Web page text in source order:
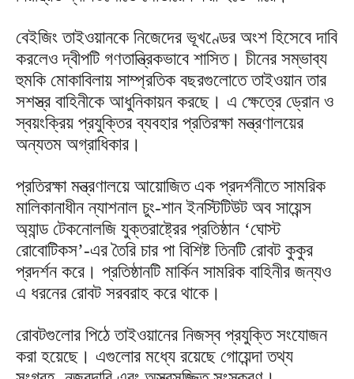
বেইজিং তাইওয়ানকে নিজেদের ভূখণ্ডের অংশ হিসেবে দাবি
করলেও দ্বীপটি গণতান্ত্রিকভাবে শাসিত। চীনের সম্ভাব্য
হুমকি মোকাবিলায় সাম্প্রতিক বছরগুলোতে তাইওয়ান তার
সশস্ত্র বাহিনীকে আধুনিকায়ন করছে। এ ক্ষেত্রে ড্রোন ও
স্বয়ংক্রিয় প্রযুক্তির ব্যবহার প্রতিরক্ষা মন্ত্রণালয়ের
অন্যতম অগ্রাধিকার।
প্রতিরক্ষা মন্ত্রণালয়ে আয়োজিত এক প্রদর্শনীতে সামরিক
মালিকানাধীন ন্যাশনাল চুং-শান ইনস্টিটিউট অব সায়েন্স
অ্যান্ড টেকনোলজি যুক্তরাষ্ট্রের প্রতিষ্ঠান ‘ঘোস্ট
রোবোটিকস’-এর তৈরি চার পা বিশিষ্ট তিনটি রোবট কুকুর
প্রদর্শন করে। প্রতিষ্ঠানটি মার্কিন সামরিক বাহিনীর জন্যও
এ ধরনের রোবট সরবরাহ করে থাকে।
রোবটগুলোর পিঠে তাইওয়ানের নিজস্ব প্রযুক্তি সংযোজন
করা হয়েছে। এগুলোর মধ্যে রয়েছে গোয়েন্দা তথ্য